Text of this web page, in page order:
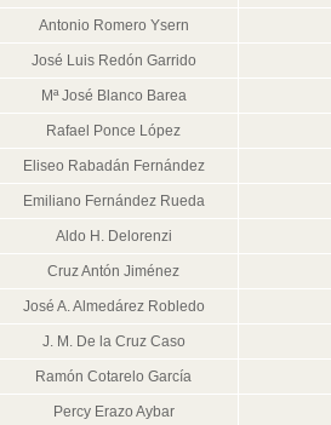
Antonio Romero Ysern
José Luis Redón Garrido
Mª José Blanco Barea
Rafael Ponce López
Eliseo Rabadán Fernández
Emiliano Fernández Rueda
Aldo H. Delorenzi
Cruz Antón Jiménez
José A. Almedárez Robledo
J. M. De la Cruz Caso
Ramón Cotarelo García
Percy Erazo Aybar